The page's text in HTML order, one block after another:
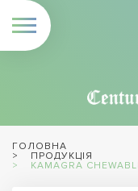
ГОЛОВНА
ПРОДУКЦІЯ
KAMAGRA